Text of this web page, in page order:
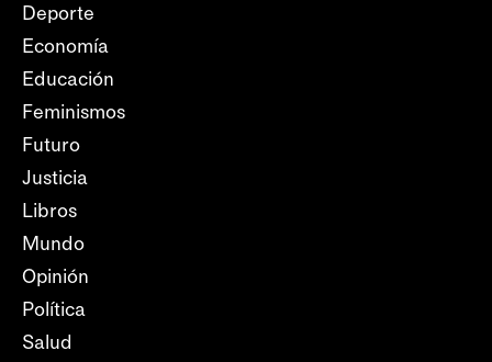
Deporte
Economía
Educación
Feminismos
Futuro
Justicia
Libros
Mundo
Opinión
Política
Salud